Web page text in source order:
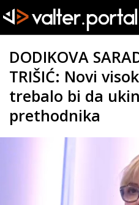
DODIKOVA
TRIŠIĆ: Novi
trebalo bi da
prethodnika